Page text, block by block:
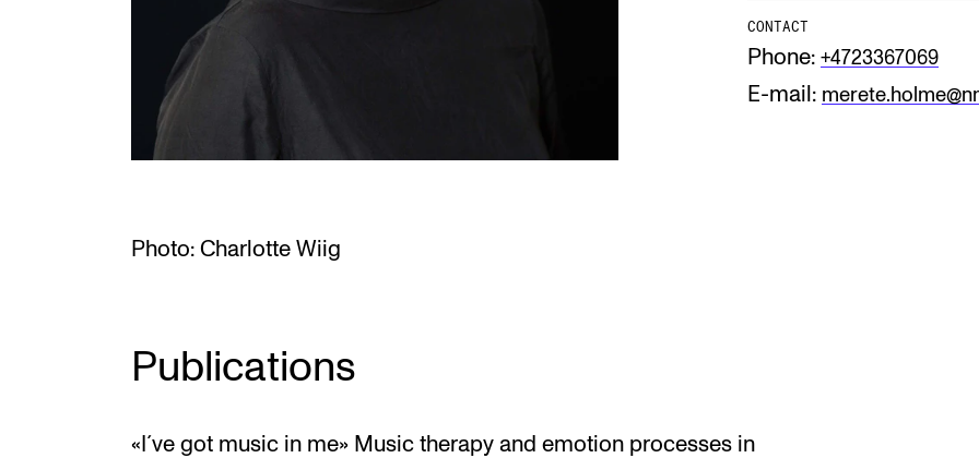
International Activities
IN.TUNE For Students and Employees
The Student Committee (SUT)
CONTACT
Phone: +4723367069
E-mail:
Photo: Charlotte Wiig
Publications
«I´ve got music in me» Music therapy and emotion processes in